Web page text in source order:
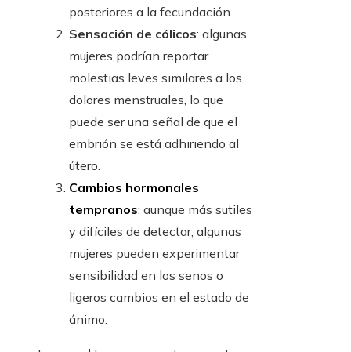
posteriores a la fecundación.
Sensación de cólicos: algunas
mujeres podrían reportar
molestias leves similares a los
dolores menstruales, lo que
puede ser una señal de que el
embrión se está adhiriendo al
útero.
Cambios hormonales
tempranos: aunque más sutiles
y difíciles de detectar, algunas
mujeres pueden experimentar
sensibilidad en los senos o
ligeros cambios en el estado de
ánimo.